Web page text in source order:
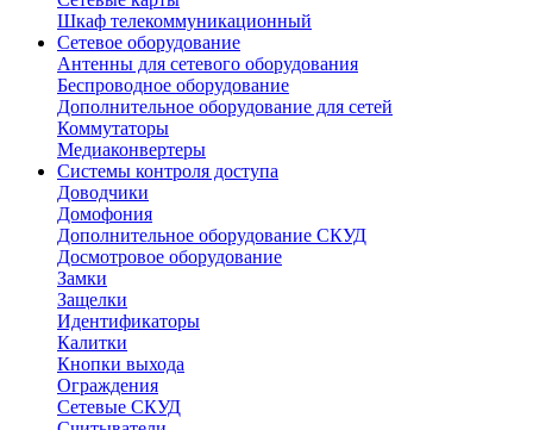
Шкаф телекоммуникационный
Сетевое оборудование
Антенны для сетевого оборудования
Беспроводное оборудование
Дополнительное оборудование для сетей
Коммутаторы
Медиаконвертеры
Системы контроля доступа
Доводчики
Домофония
Дополнительное оборудование СКУД
Досмотровое оборудование
Замки
Защелки
Идентификаторы
Калитки
Кнопки выхода
Ограждения
Сетевые СКУД